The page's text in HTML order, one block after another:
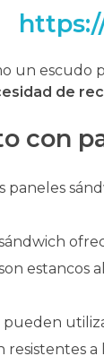
un
de
con
paneles
pueden
resistentes